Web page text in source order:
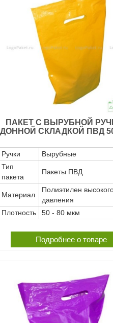
ПАКЕТ С ВЫРУБНОЙ
ДОННОЙ СКЛАДКОЙ ПВД
Ручки
Вырубные
Тип
пакета
Пакеты ПВД
Материал
Полиэтилен
давления
Плотность
50 - 80 мкм
Подробнее о товаре